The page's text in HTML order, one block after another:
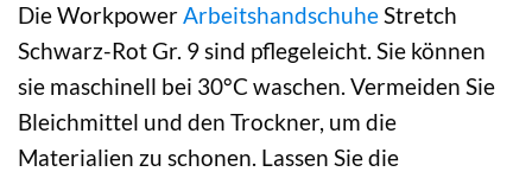
Die WorkpowerArbeitshandschuheStretch
Schwarz-Rot Gr. 9 sind pflegeleicht. Sie können
sie maschinell bei 30°C waschen. Vermeiden Sie
Bleichmittel und den Trockner, um die
Materialien zu schonen. Lassen Sie die